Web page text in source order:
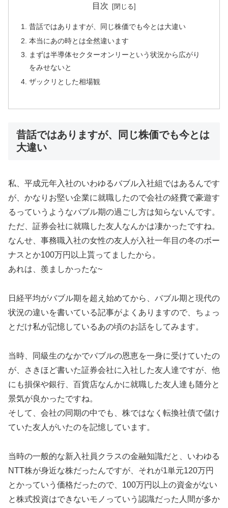
目次
昔話ではありますが、同じ株価でも今とは大違い
本当にあの時とは全然違います
まずは半導体セクターオンリーという状況から広がり
をみせないと
ザックリとした相場観
昔話ではありますが、同じ株価でも今とは
大違い
私、平成元年入社のいわゆるバブル入社組ではあるんです
が、かなりお堅い企業に就職したので会社の経費で豪遊す
るっていうようなバブル期の過ごし方は知らないんです。
ただ、証券会社に就職した友人なんかは凄かったですね。
なんせ、事務職入社の女性の友人が入社一年目の冬のボー
ナスとか100万円以上貰ってましたから。
あれは、羨ましかったな~
日経平均がバブル期を超え始めてから、バブル期と現代の
状況の違いを書いている記事がよくありますので、ちょっ
とだけ私が記憶しているあの頃のお話をしてみます。
当時、同級生のなかでバブルの恩恵を一身に受けていたの
が、さきほど書いた証券会社に入社した友人達ですが、他
にも損保や銀行、百貨店なんかに就職した友人達も随分と
景気が良かったですね。
そして、会社の同期の中でも、株ではなく転換社債で儲け
ていた友人がいたのを記憶しています。
当時の一般的な新入社員クラスの金融知識だと、いわゆる
NTT株が身近な株だったんですが、それが1単元120万円
とかっていう価格だったので、100万円以上の資金がない
と株式投資はできないモノっていう認識だった人間が多か